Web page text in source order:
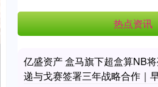
热点资讯
亿盛资产 盒马旗下超盒算NB
递与戈赛签署三年战略合作｜